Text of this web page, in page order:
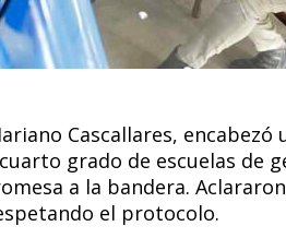
Cascallares, encabezó
grado de escuelas de
a la bandera.
el protocolo.